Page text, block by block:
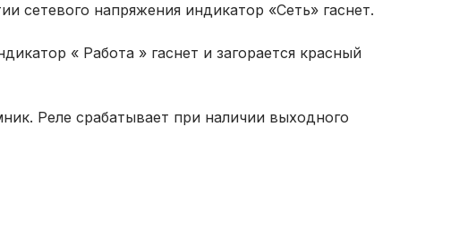
сетевого напряжения индикатор «Сеть» гаснет.
« Работа » гаснет и загорается красный
Реле срабатывает при наличии выходного